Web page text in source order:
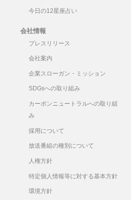
今日の12星座占い
会社情報
プレスリリース
会社案内
企業スローガン・ミッション
SDGsへの取り組み
カーボンニュートラルへの取り組
み
採用について
放送番組の種別について
人権方針
特定個人情報等に対する基本方針
環境方針